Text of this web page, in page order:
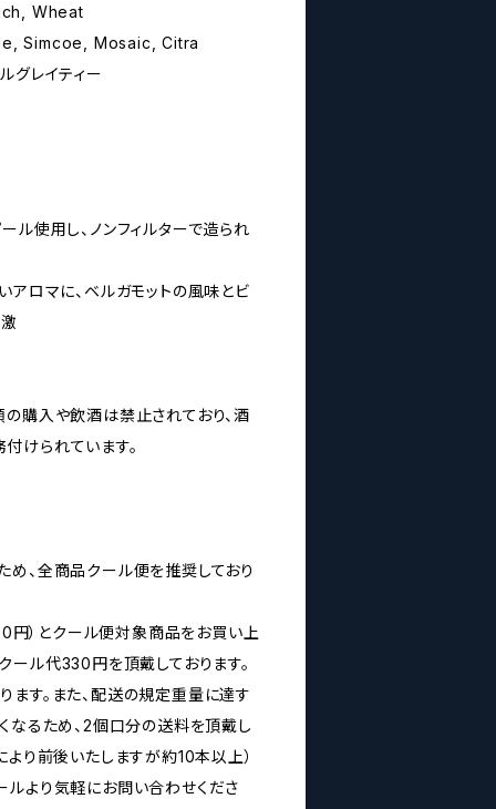
Wheat
Simcoe, Mosaic, Citra
グレイティー
ル使用し、ノンフィルターで造られ
アロマに、ベルガモットの風味とビ
購入や飲酒は禁止されており、酒
けられています。
め、全商品クール便を推奨しており
）とクール便対象商品をお買い上
ール代330円を頂戴しております。
ます。また、配送の規定重量に達す
なるため、2個口分の送料を頂戴し
より前後いたしますが約10本以上）
ルより気軽にお問い合わせくださ